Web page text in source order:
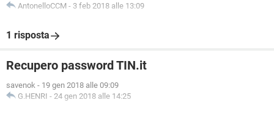
AntonelloCCM - 3 feb 2018 alle 13:09
1 risposta
Recupero password TIN.it
savenok - 19 gen 2018 alle 09:09
G.HENRI - 24 gen 2018 alle 14:25